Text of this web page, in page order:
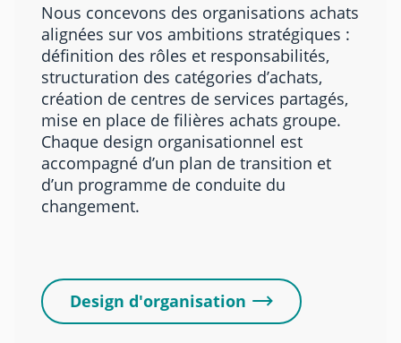
Nous concevons des organisations achats
alignées sur vos ambitions stratégiques :
définition des rôles et responsabilités,
structuration des catégories d’achats,
création de centres de services partagés,
mise en place de filières achats groupe.
Chaque design organisationnel est
accompagné d’un plan de transition et
d’un programme de conduite du
changement.
Design d'organisation